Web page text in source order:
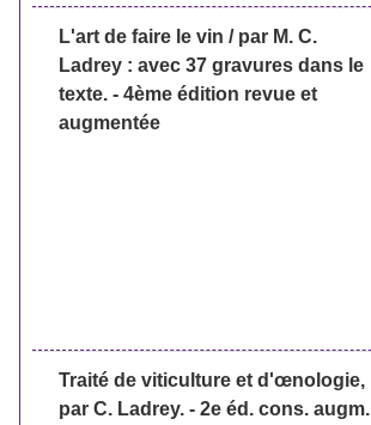
L'art de faire le vin / par M. C.
Ladrey : avec 37 gravures dans le
texte. - 4ème édition revue et
augmentée
Traité de viticulture et d'œnologie,
par C. Ladrey. - 2e éd. cons. augm.